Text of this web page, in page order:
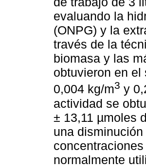
evaluando la
(ONPG) y la
través de la
biomasa y las
obtuvieron en el
0,004 kg/m3 y
actividad se
± 13,11 µmoles
una
normalmente